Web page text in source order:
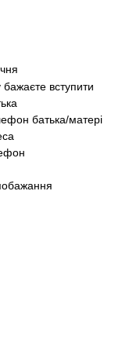
бажаєте вступити
батька/матері